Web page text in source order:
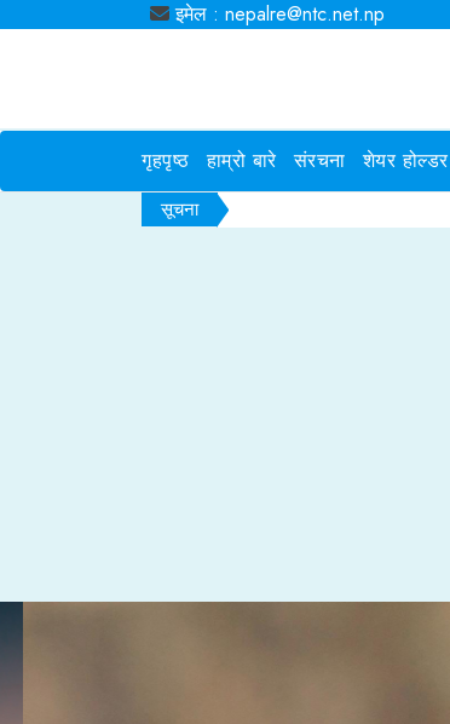
इमेल : nepalre@ntc.net.np
गृहपृष्ठ हाम्रो बारे संरचना शेयर होल्डर
सूचना